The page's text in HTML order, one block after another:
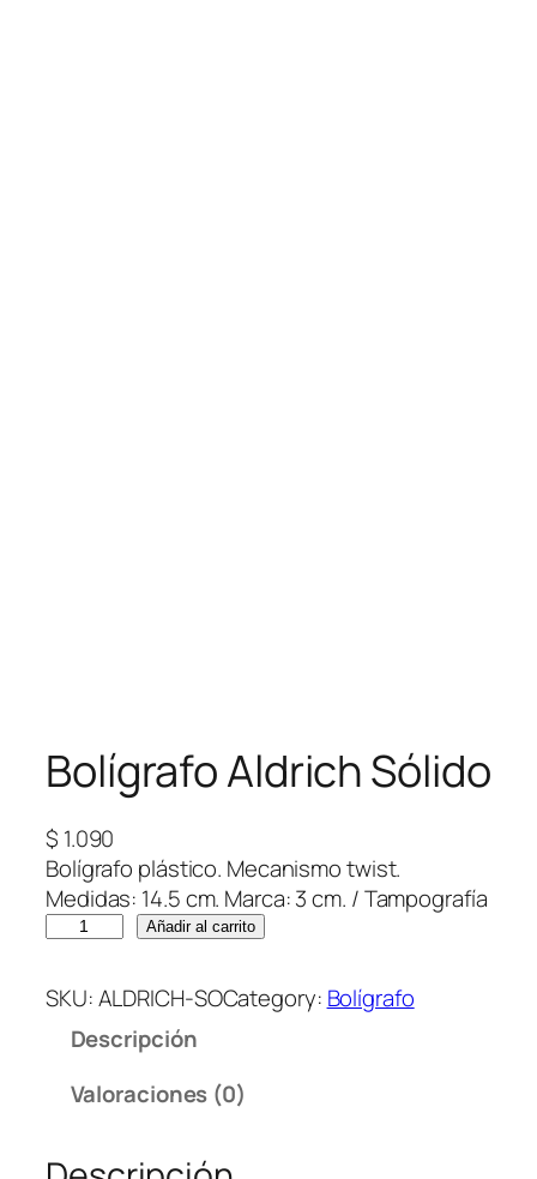
Bolígrafo Aldrich Sólido
$ 1.090
Bolígrafo plástico. Mecanismo twist.
Medidas: 14.5 cm. Marca: 3 cm. / Tampografía
l
í
o
Añadir al carrito
SKU:ALDRICH-SOCategory: Bolígrafo
Descripción
Valoraciones (0)